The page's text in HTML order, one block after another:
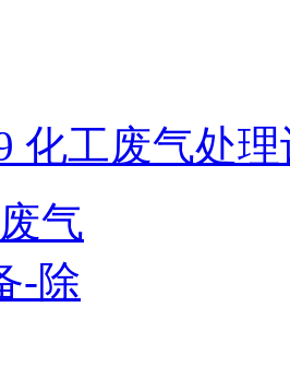
化工废气处